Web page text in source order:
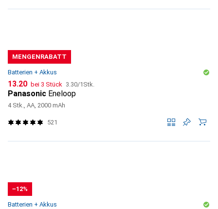
MENGENRABATT
Batterien + Akkus
CHF
13.20 bei 3 Stück CHF
3.30/1Stk.
Panasonic Eneloop
4 Stk., AA, 2000 mAh
521
−12%
Batterien + Akkus